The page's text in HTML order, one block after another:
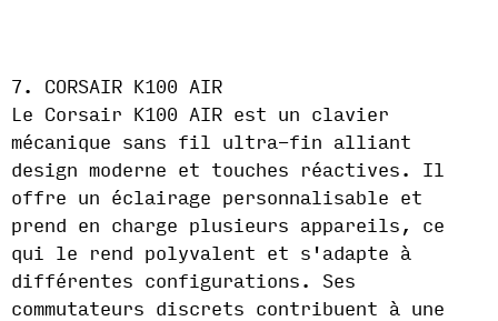
7. CORSAIR K100 AIR
Le Corsair K100 AIR est un clavier
mécanique sans fil ultra-fin alliant
design moderne et touches réactives. Il
offre un éclairage personnalisable et
prend en charge plusieurs appareils, ce
qui le rend polyvalent et s'adapte à
différentes configurations. Ses
commutateurs discrets contribuent à une